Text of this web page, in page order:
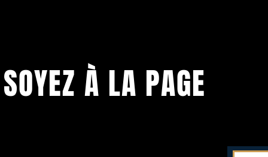
SOYEZ À LA PAGE